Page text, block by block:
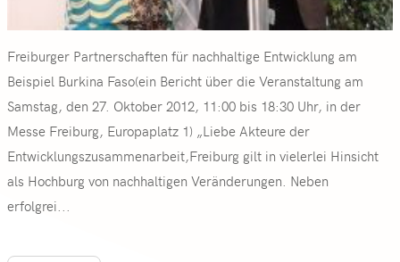
Freiburger Partnerschaften für nachhaltige Entwicklung am
Beispiel Burkina Faso(ein Bericht über die Veranstaltung am
Samstag, den 27. Oktober 2012, 11:00 bis 18:30 Uhr, in der
Messe Freiburg, Europaplatz 1) „Liebe Akteure der
Entwicklungszusammenarbeit,Freiburg gilt in vielerlei Hinsicht
als Hochburg von nachhaltigen Veränderungen. Neben
erfolgrei...